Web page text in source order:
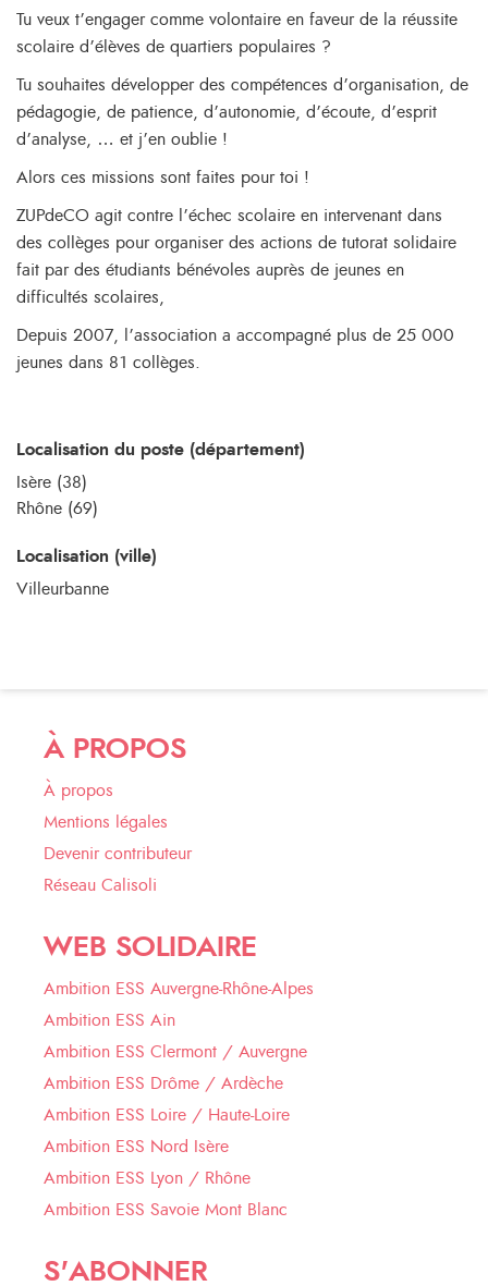
Tu veux t’engager comme volontaire en faveur de la réussite
scolaire d’élèves de quartiers populaires ?
Tu souhaites développer des compétences d’organisation, de
pédagogie, de patience, d’autonomie, d’écoute, d’esprit
d’analyse, … et j’en oublie !
Alors ces missions sont faites pour toi !
ZUPdeCO agit contre l’échec scolaire en intervenant dans
des collèges pour organiser des actions de tutorat solidaire
fait par des étudiants bénévoles auprès de jeunes en
difficultés scolaires,
Depuis 2007, l’association a accompagné plus de 25 000
jeunes dans 81 collèges.
Localisation du poste (département)
Isère (38)
Rhône (69)
Localisation (ville)
Villeurbanne
À PROPOS
À propos
Mentions légales
Devenir contributeur
Réseau Calisoli
WEB SOLIDAIRE
Ambition ESS Auvergne-Rhône-Alpes
Ambition ESS Ain
Ambition ESS Clermont / Auvergne
Ambition ESS Drôme / Ardèche
Ambition ESS Loire / Haute-Loire
Ambition ESS Nord Isère
Ambition ESS Lyon / Rhône
Ambition ESS Savoie Mont Blanc
S'ABONNER